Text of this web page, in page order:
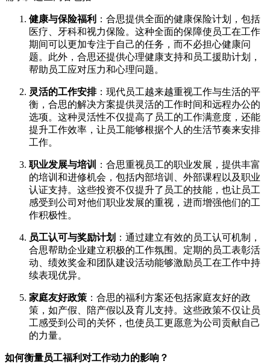
健康与保险福利 ：合思提供全面的健康保险计划，包括
医疗、牙科和视力保险。这种全面的保障使员工在工作
期间可以更加专注于自己的任务，而不必担心健康问
题。此外，合思还提供心理健康支持和员工援助计划，
帮助员工应对压力和心理问题。
灵活的工作安排：现代员工越来越重视工作与生活的平
衡，合思的解决方案提供灵活的工作时间和远程办公的
选项。这种灵活性不仅提高了员工的工作满意度，还能
提升工作效率，让员工能够根据个人的生活节奏来安排
工作。
职业发展与培训
：合思重视员工的职业发展，提供丰富
的培训和进修机会，包括内部培训、外部课程以及职业
认证支持。这些投资不仅提升了员工的技能，也让员工
感受到公司对他们职业发展的重视，进而增强他们的工
作积极性。
员工认可与奖励计划 ：通过建立有效的员工认可机制，
合思帮助企业建立积极的工作氛围。定期的员工表彰活
动、绩效奖金和团队建设活动能够激励员工在工作中持
续表现优异。
家庭友好政策 ：合思的福利方案还包括家庭友好的政
策，如产假、陪产假以及育儿支持。这些政策不仅让员
工感受到公司的关怀，也使员工更愿意为公司贡献自己
的力量。
如何衡量员工福利对工作动力的影响？